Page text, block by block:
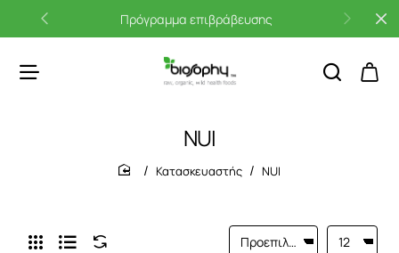
Πρόγραμμα επιβράβευσης
NUI
Κατασκευαστής NUI